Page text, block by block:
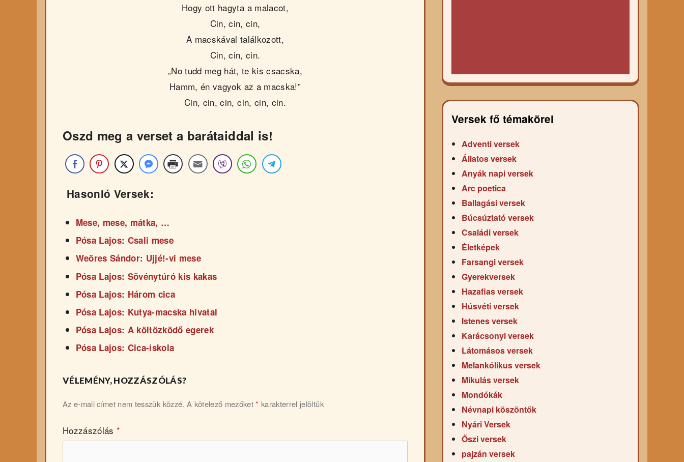
Hogy ott hagyta a malacot,
Cin, cin, cin,
A macskával találkozott,
Cin, cin, cin.
„No tudd meg hát, te kis csacska,
Hamm, én vagyok az a macska!”
Cin, cin, cin, cin, cin, cin.
Oszd meg a verset a barátaiddal is!
Hasonló Versek:
Mese, mese, mátka, …
Pósa Lajos: Csali mese
Weöres Sándor: Ujjé!-vi mese
Pósa Lajos: Sövénytúró kis kakas
Pósa Lajos: Három cica
Pósa Lajos: Kutya-macska hivatal
Pósa Lajos: A költözködő egerek
Pósa Lajos: Cica-iskola
VÉLEMÉNY, HOZZÁSZÓLÁS?
Az e-mail címet nem tesszük közzé. A kötelező mezőket* karakterrel jelöltük
Hozzászólás *
Versek fő témakörei
Adventi versek
Állatos versek
Anyák napi versek
Arc poetica
Ballagási versek
Búcsúztató versek
Családi versek
Életképek
Farsangi versek
Gyerekversek
Hazafias versek
Húsvéti versek
Istenes versek
Karácsonyi versek
Látomásos versek
Melankólikus versek
Mikulás versek
Mondókák
Névnapi köszöntők
Nyári Versek
Őszi versek
pajzán versek